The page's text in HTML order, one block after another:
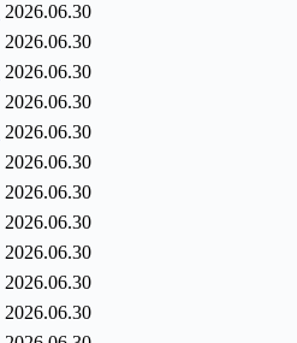
2026.06.30
2026.06.30
2026.06.30
2026.06.30
2026.06.30
2026.06.30
2026.06.30
2026.06.30
2026.06.30
2026.06.30
2026.06.30